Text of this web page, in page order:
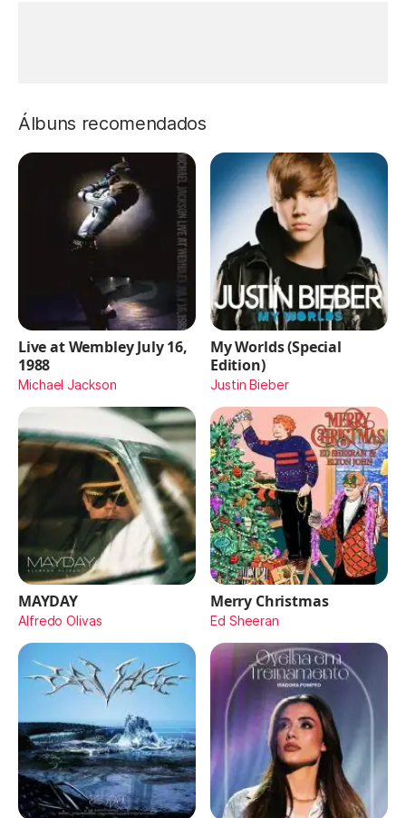
Álbuns recomendados
Live at Wembley July 16,
1988
Michael Jackson
My Worlds (Special
Edition)
Justin Bieber
MAYDAY
Alfredo Olivas
Merry Christmas
Ed Sheeran